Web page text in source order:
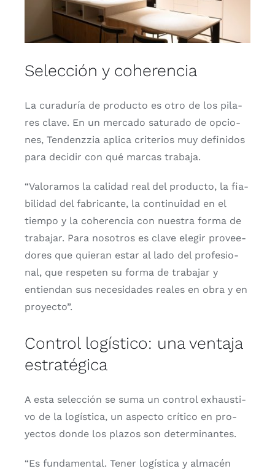
Selección y coherencia
La cura­du­ría de pro­duc­to es otro de los pila­
res cla­ve. En un mer­ca­do satu­ra­do de opcio­
nes, Ten­denz­zia apli­ca cri­te­rios muy defi­ni­dos
para deci­dir con qué mar­cas tra­ba­ja.
“Valo­ra­mos la cali­dad real del pro­duc­to, la fia­
bi­li­dad del fabri­can­te, la con­ti­nui­dad en el
tiem­po y la cohe­ren­cia con nues­tra for­ma de
tra­ba­jar. Para noso­tros es cla­ve ele­gir pro­vee­
do­res que quie­ran estar al lado del pro­fe­sio­
nal, que res­pe­ten su for­ma de tra­ba­jar y
entien­dan sus nece­si­da­des reales en obra y en
pro­yec­to”.
Control logístico: una ventaja
estratégica
A esta selec­ción se suma un con­trol exhaus­ti­
vo de la logís­ti­ca, un aspec­to crí­ti­co en pro­
yec­tos don­de los pla­zos son deter­mi­nan­tes.
“Es fun­da­men­tal. Tener logís­ti­ca y alma­cén